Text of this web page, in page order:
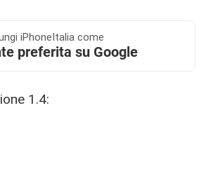
iPhoneItalia come
preferita su Google
1.4: